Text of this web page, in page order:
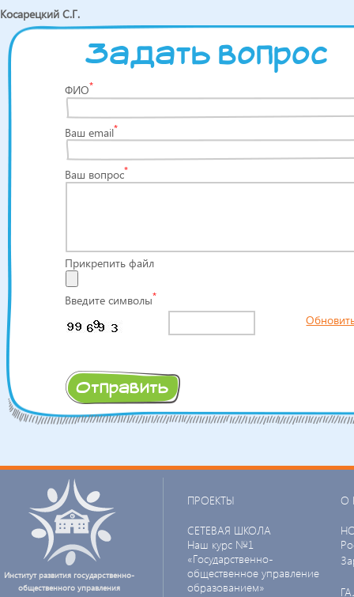
Косарецкий С.Г.
Задать вопрос
ФИО*
Ваш email*
Ваш вопрос*
Прикрепить файл
Введите символы*
Институт развития государственно-
общественного управления
ПРОЕКТЫ
СЕТЕВАЯ ШКОЛА
Наш курс №1
«Государственно-
общественное управление
образованием»
О